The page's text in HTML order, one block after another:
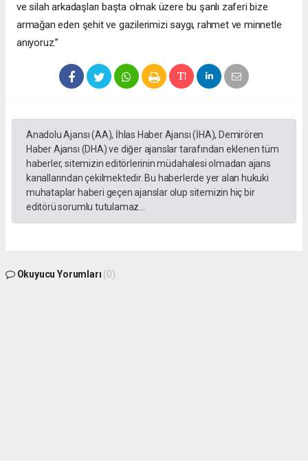
ve silah arkadaşları başta olmak üzere bu şanlı zaferi bize
armağan eden şehit ve gazilerimizi saygı, rahmet ve minnetle
anıyoruz.”
Anadolu Ajansı (AA), İhlas Haber Ajansı (İHA), Demirören
Haber Ajansı (DHA) ve diğer ajanslar tarafından eklenen tüm
haberler, sitemizin editörlerinin müdahalesi olmadan ajans
kanallarından çekilmektedir. Bu haberlerde yer alan hukuki
muhataplar haberi geçen ajanslar olup sitemizin hiç bir
editörü sorumlu tutulamaz...
Okuyucu Yorumları (0)